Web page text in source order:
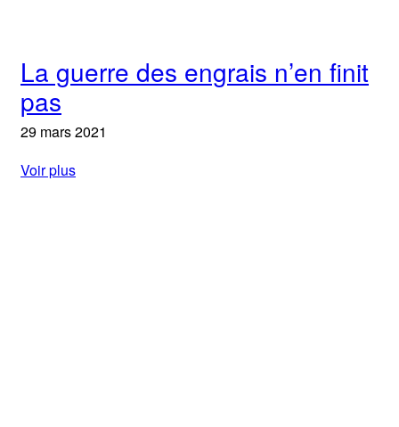
La guerre des engrais n’en finit
pas
29 mars 2021
Voir plus